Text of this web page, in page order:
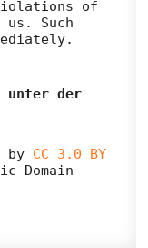
of
Such
unter der
by CC 3.0 BY
Domain